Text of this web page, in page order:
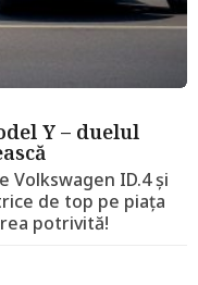
Y – duelul
ID.4 și
de top pe piața
potrivită!